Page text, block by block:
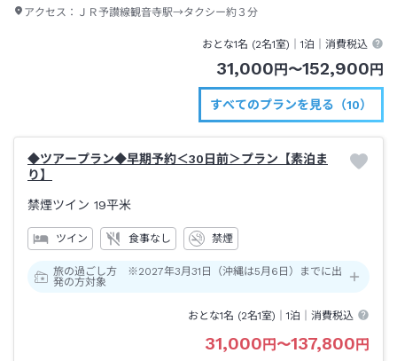
アクセス： ＪＲ予讃線観音寺駅→タクシー約３分
おとな1名 (2名1室)｜1泊 ｜消費税込
31,000 円 〜152,900 円
すべてのプランを見る（10）
◆ツアープラン◆早期予約＜30日前＞プラン【素泊ま
り】
禁煙ツイン 19平米
ツイン 食事なし 禁煙
旅の過ごし方 ※2027年3月31日（沖縄は5月6日）までに出
発の方対象
おとな1名 (2名1室)｜1泊 ｜消費税込
31,000 円 〜137,800 円